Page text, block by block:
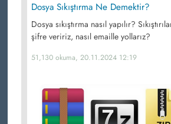
Dosya Sıkıştırma Ne Demektir?
Dosya sıkıştırma nasıl yapılır?
şifre veririz, nasıl emaille yollarız?
51,130 okuma, 20.11.2024 12:19